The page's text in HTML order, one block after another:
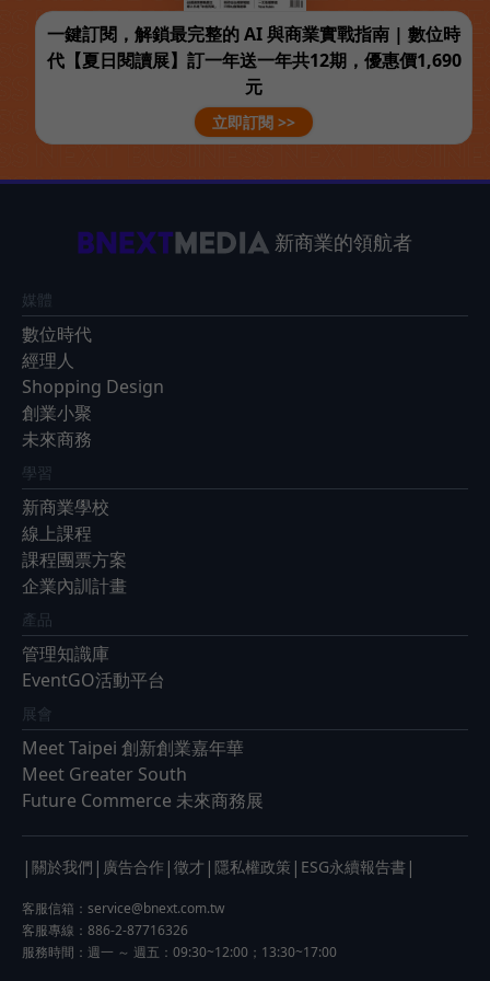
一鍵訂閱，解鎖最完整的 AI 與商業實戰指南 | 數位時
代【夏日閱讀展】訂一年送一年共12期，優惠價1,690
元
立即訂閱 >>
新商業的領航者
媒體
數位時代
經理人
Shopping Design
創業小聚
未來商務
學習
新商業學校
線上課程
課程團票方案
企業內訓計畫
產品
管理知識庫
EventGO活動平台
展會
Meet Taipei 創新創業嘉年華
Meet Greater South
Future Commerce 未來商務展
| 關於我們 | 廣告合作 | 徵才 | 隱私權政策 | ESG永續報告書 |
客服信箱： service@bnext.com.tw
客服專線：886-2-87716326
服務時間：週一 ～ 週五：09:30~12:00；13:30~17:00